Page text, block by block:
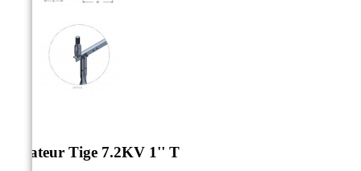
Isolateur Tige 7.2KV 1'' T